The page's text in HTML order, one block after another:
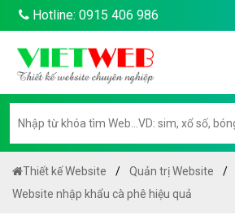
Hotline: 0915 406 986
Thiết kế Website Quản trị Website
Website nhập khẩu cà phê hiệu quả